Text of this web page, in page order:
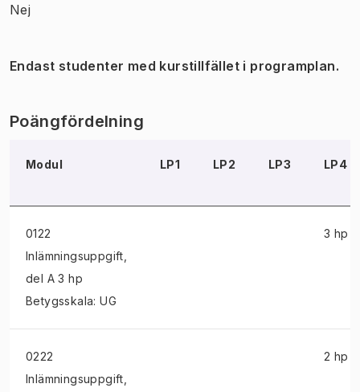
Nej
Endast studenter med kurstillfället i programplan.
Poängfördelning
Modul LP1 LP2 LP3 LP4
0122
Inlämningsuppgift
del A 3 hp
Betygsskala: UG
3 hp
0222
Inlämningsuppgift
2 hp